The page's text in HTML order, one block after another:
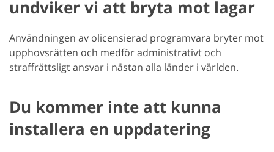
undviker vi att bryta mot lagar
Användningen av olicensierad programvara bryter mot
upphovsrätten och medför administrativt och
straffrättsligt ansvar i nästan alla länder i världen.
Du kommer inte att kunna
installera en uppdatering